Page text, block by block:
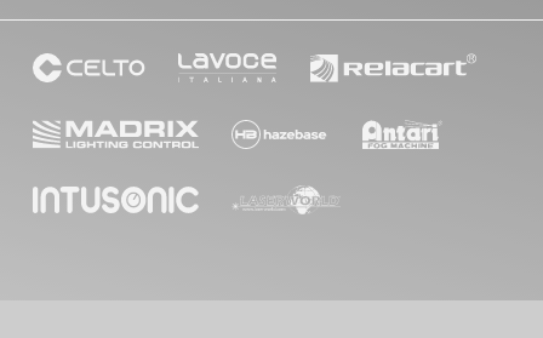
Beam
Bestand reicht ca. 12 Wo.